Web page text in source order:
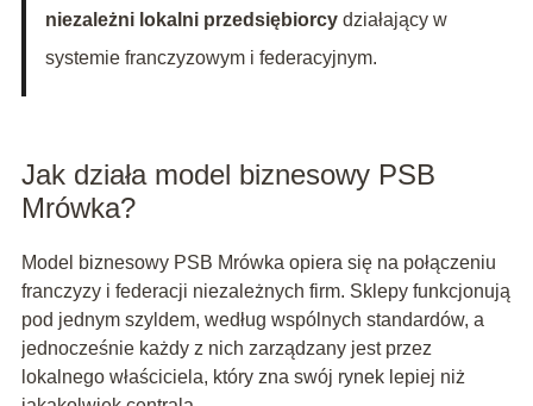
niezależni lokalni przedsiębiorcydziałający w
systemie franczyzowym i federacyjnym.
Jak działa model biznesowy PSB
Mrówka?
Model biznesowy PSB Mrówka opiera się na połączeniu
franczyzy i federacji niezależnych firm. Sklepy funkcjonują
pod jednym szyldem, według wspólnych standardów, a
jednocześnie każdy z nich zarządzany jest przez
lokalnego właściciela, który zna swój rynek lepiej niż